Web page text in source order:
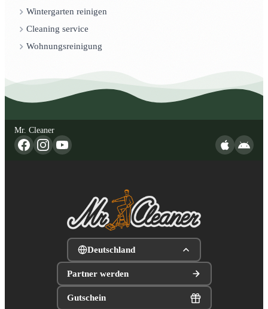
Wintergarten reinigen
Cleaning service
Wohnungsreinigung
Mr. Cleaner
Deutschland
Partner werden
Gutschein